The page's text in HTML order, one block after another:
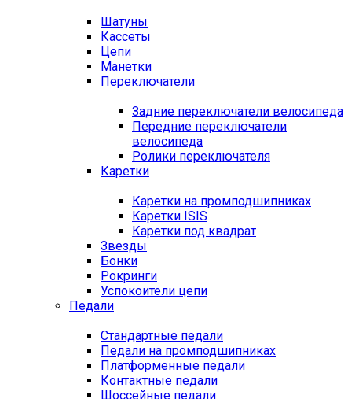
Шатуны
Кассеты
Цепи
Манетки
Переключатели
Задние переключатели велосипеда
Передние переключатели
велосипеда
Ролики переключателя
Каретки
Каретки на промподшипниках
Каретки ISIS
Каретки под квадрат
Звезды
Бонки
Рокринги
Успокоители цепи
Педали
Стандартные педали
Педали на промподшипниках
Платформенные педали
Контактные педали
Шоссейные педали